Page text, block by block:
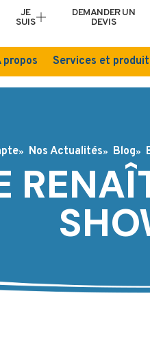
JE
SUIS
DEMANDER UN
DEVIS
propos Services et
Nos Actualités Blog